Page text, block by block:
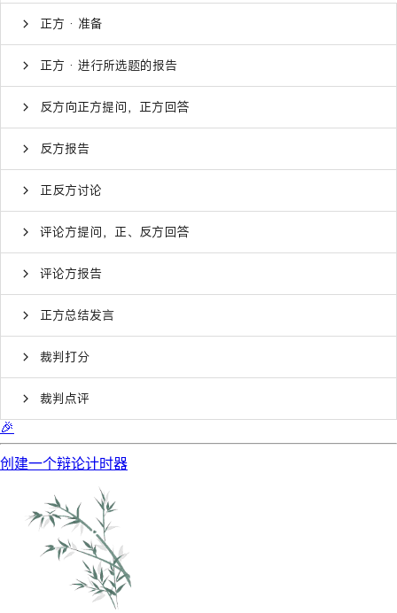
正方 · 准备
正方 · 进行所选题的报告
反方向正方提问，正方回答
反方报告
正反方讨论
评论方提问，正、反方回答
评论方报告
正方总结发言
裁判打分
裁判点评
🎉
创建一个辩论计时器